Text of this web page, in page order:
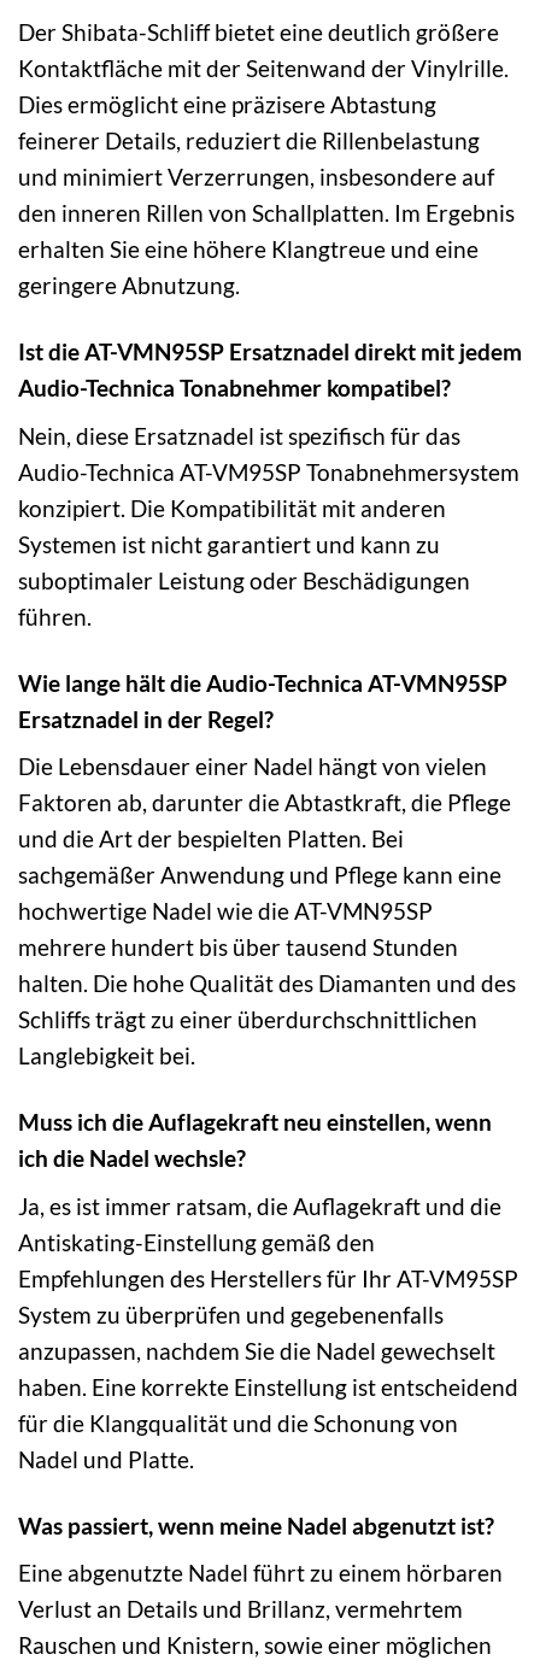
Der Shibata-Schliff bietet eine deutlich größere
Kontaktfläche mit der Seitenwand der Vinylrille.
Dies ermöglicht eine präzisere Abtastung
feinerer Details, reduziert die Rillenbelastung
und minimiert Verzerrungen, insbesondere auf
den inneren Rillen von Schallplatten. Im Ergebnis
erhalten Sie eine höhere Klangtreue und eine
geringere Abnutzung.
Ist die AT-VMN95SP Ersatznadel direkt mit jedem
Audio-Technica Tonabnehmer kompatibel?
Nein, diese Ersatznadel ist spezifisch für das
Audio-Technica AT-VM95SP Tonabnehmersystem
konzipiert. Die Kompatibilität mit anderen
Systemen ist nicht garantiert und kann zu
suboptimaler Leistung oder Beschädigungen
führen.
Wie lange hält die Audio-Technica AT-VMN95SP
Ersatznadel in der Regel?
Die Lebensdauer einer Nadel hängt von vielen
Faktoren ab, darunter die Abtastkraft, die Pflege
und die Art der bespielten Platten. Bei
sachgemäßer Anwendung und Pflege kann eine
hochwertige Nadel wie die AT-VMN95SP
mehrere hundert bis über tausend Stunden
halten. Die hohe Qualität des Diamanten und des
Schliffs trägt zu einer überdurchschnittlichen
Langlebigkeit bei.
Muss ich die Auflagekraft neu einstellen, wenn
ich die Nadel wechsle?
Ja, es ist immer ratsam, die Auflagekraft und die
Antiskating-Einstellung gemäß den
Empfehlungen des Herstellers für Ihr AT-VM95SP
System zu überprüfen und gegebenenfalls
anzupassen, nachdem Sie die Nadel gewechselt
haben. Eine korrekte Einstellung ist entscheidend
für die Klangqualität und die Schonung von
Nadel und Platte.
Was passiert, wenn meine Nadel abgenutzt ist?
Eine abgenutzte Nadel führt zu einem hörbaren
Verlust an Details und Brillanz, vermehrtem
Rauschen und Knistern, sowie einer möglichen